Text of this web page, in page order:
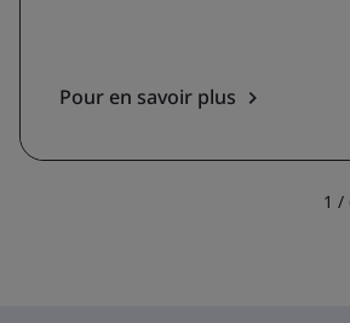
Pour en savoir plus
1 /